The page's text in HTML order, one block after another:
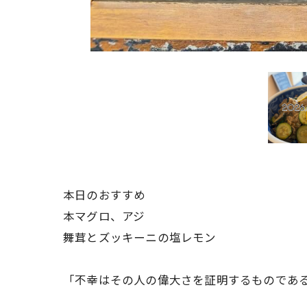
本日のおすすめ
本マグロ、アジ
舞茸とズッキーニの塩レモン
「不幸はその人の偉大さを証明するものであ